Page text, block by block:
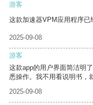
游客
这款加速器VPM应用程序已
2025-09-08
游客
这款app的用户界面简洁明
悉操作。我不用看说明书，
2025-09-08